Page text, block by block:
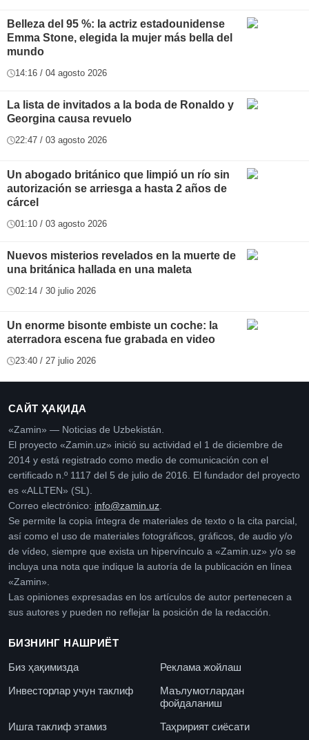
Belleza del 95 %: la actriz estadounidense
Emma Stone, elegida la mujer más bella del
mundo
14:16 / 04 agosto 2026
La lista de invitados a la boda de Ronaldo y
Georgina causa revuelo
22:47 / 03 agosto 2026
Un abogado británico que limpió un río sin
autorización se arriesga a hasta 2 años de
cárcel
01:10 / 03 agosto 2026
Nuevos misterios revelados en la muerte de
una británica hallada en una maleta
02:14 / 30 julio 2026
Un enorme bisonte embiste un coche: la
aterradora escena fue grabada en video
23:40 / 27 julio 2026
САЙТ ҲАҚИДА
«Zamin» — Noticias de Uzbekistán.
El proyecto «Zamin.uz» inició su actividad el 1 de diciembre de
2014 y está registrado como medio de comunicación con el
certificado n.º 1117 del 5 de julio de 2016. El fundador del proyecto
es «ALLTEN» (SL).
Correo electrónico: info@zamin.uz.
Se permite la copia íntegra de materiales de texto o la cita parcial,
así como el uso de materiales fotográficos, gráficos, de audio y/o
de vídeo, siempre que exista un hipervínculo a «Zamin.uz» y/o se
incluya una nota que indique la autoría de la publicación en línea
«Zamin».
Las opiniones expresadas en los artículos de autor pertenecen a
sus autores y pueden no reflejar la posición de la redacción.
БИЗНИНГ НАШРИЁТ
Биз ҳақимизда
Реклама жойлаш
Инвесторлар учун таклиф
Маълумотлардан
фойдаланиш
Ишга таклиф этамиз
Таҳририят сиёсати